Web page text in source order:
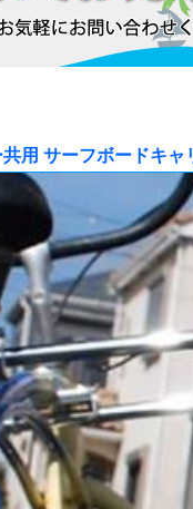
用 サーフボードキ